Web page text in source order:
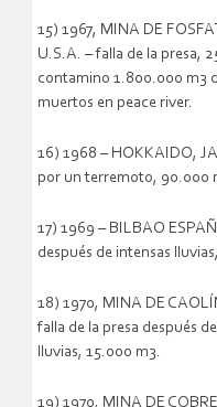
15) 1967, MINA DE
U.S.A. – falla de la presa,
contamino 1.800.000 m3
muertos en peace river.
16) 1968 – HOKKAIDO,
por un terremoto, 90.000
17) 1969 – BILBAO
después de intensas
18) 1970, MINA DE
falla de la presa después
lluvias, 15.000 m3.
19) 1970, MINA DE